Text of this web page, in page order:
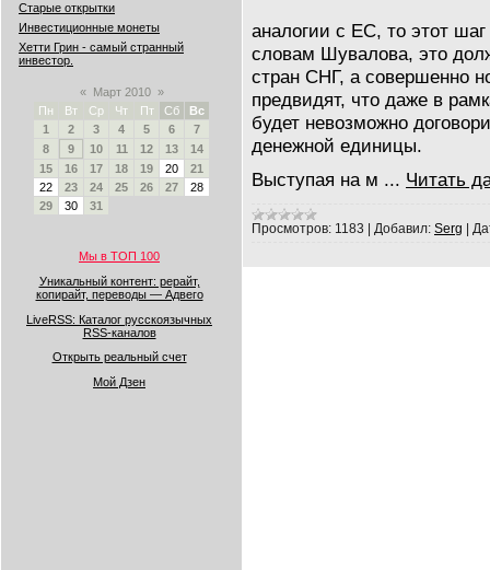
Старые открытки
Инвестиционные монеты
Хетти Грин - самый странный
инвестор.
« Март 2010 »
Пн
Вт Ср Чт Пт Сб
Вс
1
2 3 4 5 6
7
8
9 10 11 12 13
14
15
16 17 18 19 20
21
22
23 24 25 26 27
28
29
30 31
Мы в ТОП 100
Уникальный контент: рерайт,
копирайт, переводы — Адвего
LiveRSS: Каталог русскоязычных
RSS-каналов
Открыть реальный счет
Мой Дзен
аналогии с ЕС, то этот
словам Шувалова, это
стран СНГ, а совершенно
предвидят, что даже в
будет невозможно
денежной единицы.
Выступая на м ... Читать
Просмотров: 1183 Добавил: Serg